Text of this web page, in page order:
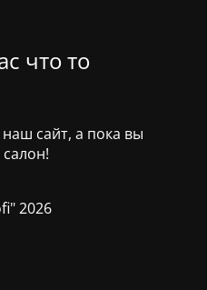
что то
сайт, а пока вы
2026